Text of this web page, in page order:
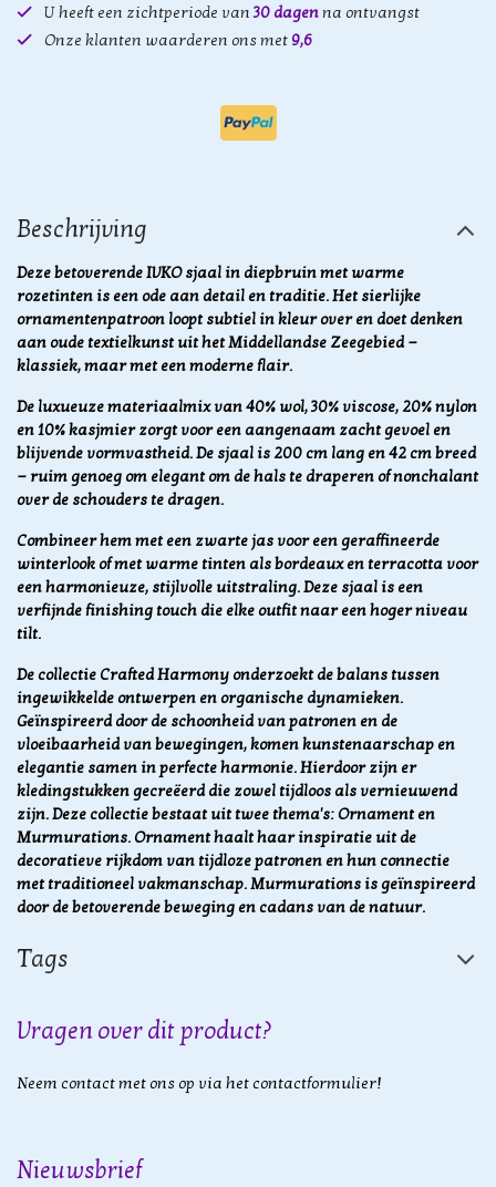
U heeft een zichtperiode van30 dagenna ontvangst
Onze klanten waarderen ons met 9,6
Beschrijving
Deze betoverende IVKO sjaal in diepbruin met warme
rozetinten is een ode aan detail en traditie. Het sierlijke
ornamentenpatroon loopt subtiel in kleur over en doet denken
aan oude textielkunst uit het Middellandse Zeegebied —
klassiek, maar met een moderne flair.
De luxueuze materiaalmix van 40% wol, 30% viscose, 20% nylon
en 10% kasjmier zorgt voor een aangenaam zacht gevoel en
blijvende vormvastheid. De sjaal is 200 cm lang en 42 cm breed
— ruim genoeg om elegant om de hals te draperen of nonchalant
over de schouders te dragen.
Combineer hem met een zwarte jas voor een geraffineerde
winterlook of met warme tinten als bordeaux en terracotta voor
een harmonieuze, stijlvolle uitstraling. Deze sjaal is een
verfijnde finishing touch die elke outfit naar een hoger niveau
tilt.
De collectie Crafted Harmony onderzoekt de balans tussen
ingewikkelde ontwerpen en organische dynamieken.
Geïnspireerd door de schoonheid van patronen en de
vloeibaarheid van bewegingen, komen kunstenaarschap en
elegantie samen in perfecte harmonie. Hierdoor zijn er
kledingstukken gecreëerd die zowel tijdloos als vernieuwend
zijn. Deze collectie bestaat uit twee thema's: Ornament en
Murmurations. Ornament haalt haar inspiratie uit de
decoratieve rijkdom van tijdloze patronen en hun connectie
met traditioneel vakmanschap. Murmurations is geïnspireerd
door de betoverende beweging en cadans van de natuur.
Tags
Vragen over dit product?
Neem contact met ons op via het contactformulier!
Nieuwsbrief